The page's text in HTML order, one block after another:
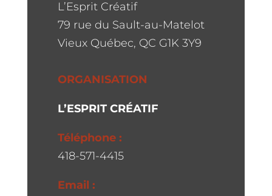
L’Esprit Créatif
79 rue du Sault-au-Matelot
Vieux Québec, QC G1K 3Y9
ORGANISATION
L’ESPRIT CRÉATIF
Téléphone :
418-571-4415
Email :